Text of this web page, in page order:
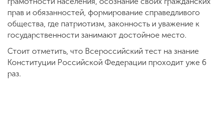
прав и обязанностей, формирование справедливого
общества, где патриотизм, законность и уважение к
государственности занимают достойное место.
Стоит отметить, что Всероссийский тест на знание
Конституции Российской Федерации проходит уже 6
раз.